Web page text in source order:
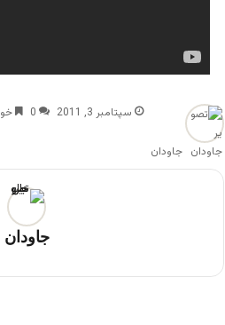
جاودان
سپتامبر 3, 2011 0
جاودان